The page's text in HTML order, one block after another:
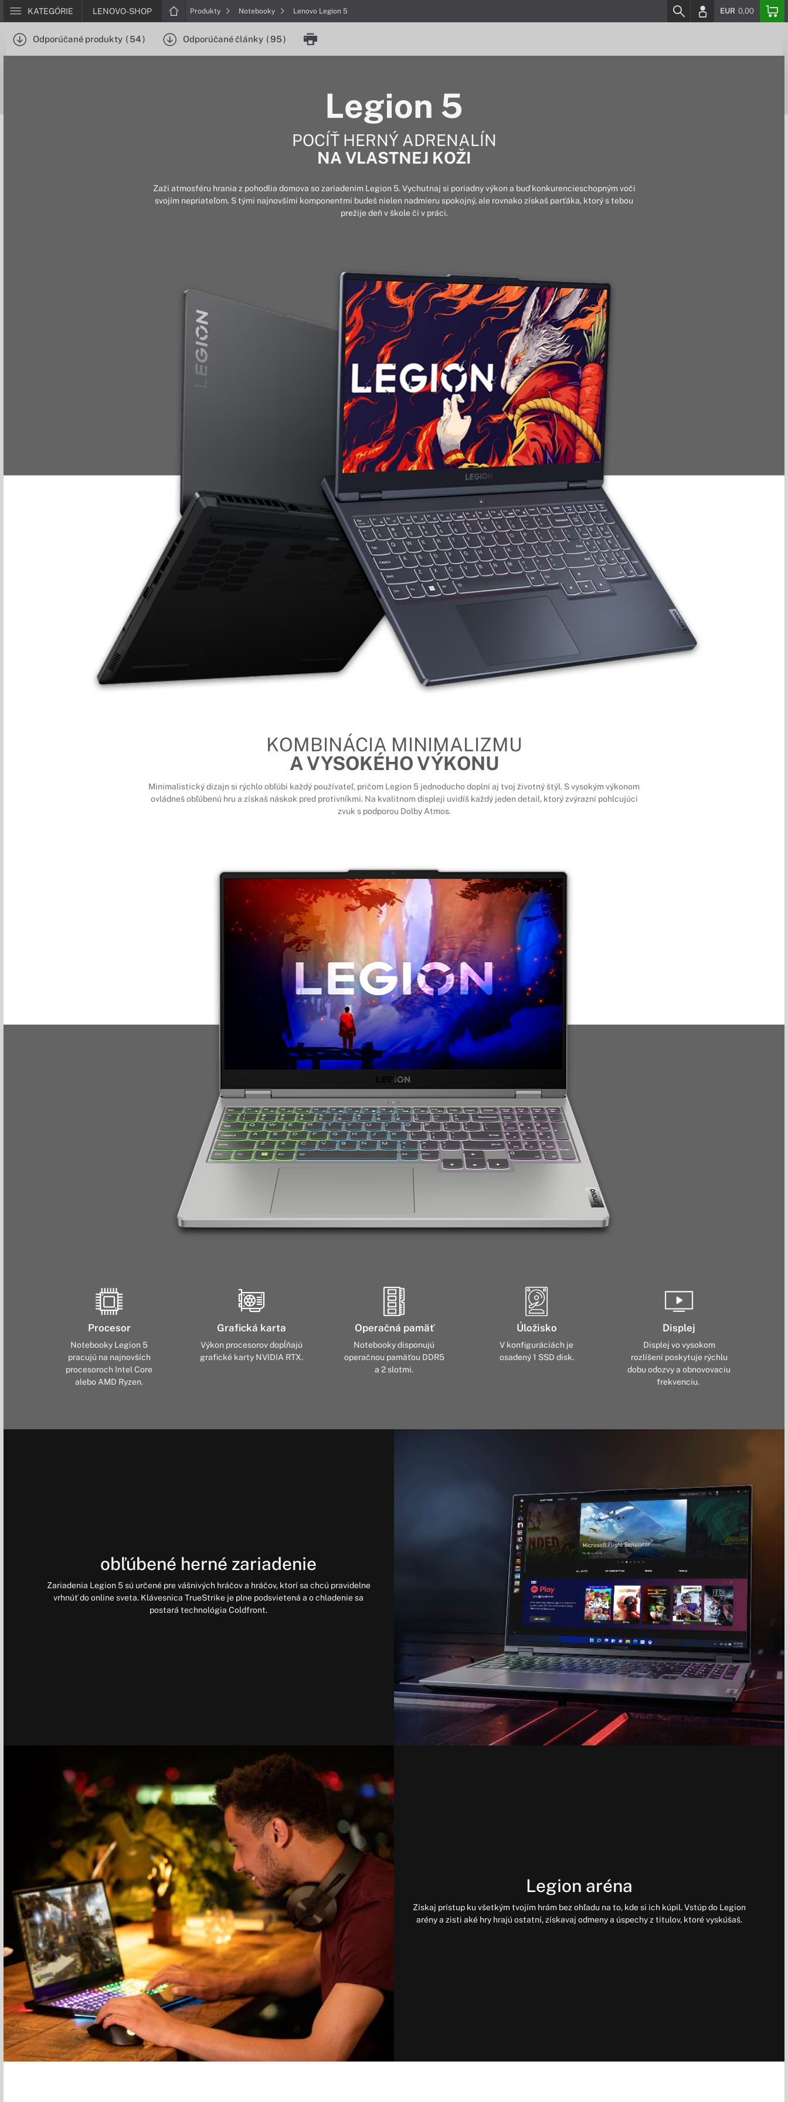
KATEGÓRIE LENOVO-SHOP Produkty Notebooky Lenovo Legion 5 EUR 0,00
Odporúčané produkty ( 54) Odporúčané články (95)
Legion 5
POCÍŤ HERNÝ ADRENALÍN
NA VLASTNEJ KOŽI
Zaži atmosféru hrania z pohodlia domova so zariadením Legion 5. Vychutnaj si poriadny výkon a buď konkurencieschopným voči
svojím nepriateľom. S tými najnovšími komponentmi budeš nielen nadmieru spokojný, ale rovnako získaš parťáka, ktorý s tebou
prežije deň v škole či v práci.
KOMBINÁCIA MINIMALIZMU
A VYSOKÉHO VÝKONU
Minimalistický dizajn si rýchlo obľúbi každý používateľ, pričom Legion 5 jednoducho doplní aj tvoj životný štýl. S vysokým výkonom
ovládneš obľúbenú hru a získaš náskok pred protivníkmi. Na kvalitnom displeji uvidíš každý jeden detail, ktorý zvýrazní pohlcujúci
zvuk s podporou Dolby Atmos.
Procesor
Notebooky Legion 5
pracujú na najnovších
procesoroch Intel Core
alebo AMD Ryzen.
Grafická karta
Výkon procesorov dopĺňajú
grafické karty NVIDIA RTX.
Operačná pamäť
Notebooky disponujú
operačnou pamäťou DDR5
a 2 slotmi.
Úložisko
V konfiguráciách je
osadený 1 SSD disk.
Displej
Displej vo vysokom
rozlíšení poskytuje rýchlu
dobu odozvy a obnovovaciu
frekvenciu.
obľúbené herné zariadenie
Zariadenia Legion 5 sú určené pre vášnivých hráčov a hráčov, ktorí sa chcú pravidelne
vrhnúť do online sveta. Klávesnica TrueStrike je plne podsvietená a o chladenie sa
postará technológia Coldfront.
Legion aréna
Získaj prístup ku všetkým tvojím hrám bez ohľadu na to, kde si ich kúpil. Vstúp do Legion
arény a zisti aké hry hrajú ostatní, získavaj odmeny a úspechy z titulov, ktoré vyskúšaš.